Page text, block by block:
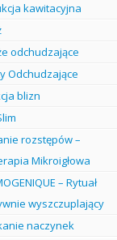
kawitacyjna
odchudzające
Odchudzające
blizn
rozstępów –
Mikroigłowa
– Rytuał
wyszczuplający
naczynek